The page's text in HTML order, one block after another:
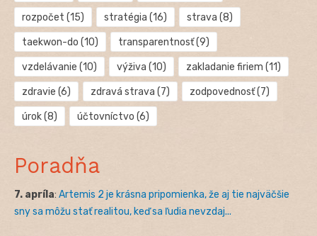
rozpočet (15) stratégia (16) strava (8)
taekwon-do (10) transparentnosť(9)
vzdelávanie (10) výživa (10) zakladanie firiem (11)
zdravie (6) zdravá strava (7) zodpovednosť(7)
úrok(8) účtovníctvo (6)
Poradňa
7. apríla: Artemis 2 je krásna pripomienka, že aj tie najväčšie
sny sa môžu stať realitou, keď sa ľudia nevzdaj...